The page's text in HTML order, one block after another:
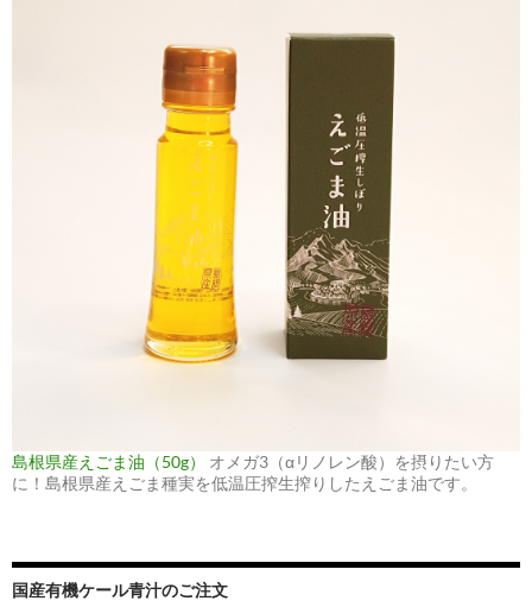
島根県産えごま油（50g）
オメガ3（αリノレン酸）を摂りたい方
に！島根県産えごま種実を低温圧搾生搾りしたえごま油です。
国産有機ケール青汁のご注文